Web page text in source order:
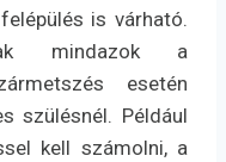
is várható.
mindazok a
esetén
szülésnél. Például
kell számolni, a